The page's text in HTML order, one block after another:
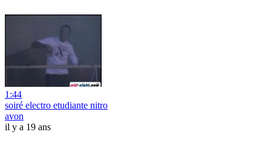
1:44
soiré electro etudiante nitro
avon
il y a 19 ans